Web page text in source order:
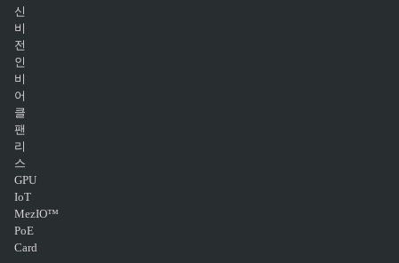
신
비
전
인
비
어
클
팬
리
스
GPU
IoT
MezIO™
PoE
Card